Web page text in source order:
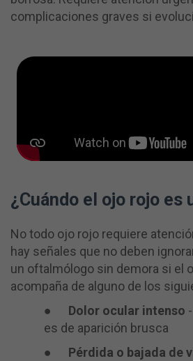
complicaciones graves si
¿Cuándo el ojo rojo es
No todo ojo rojo requiere
hay señales que no deben
un oftalmólogo sin demora si el
acompaña de alguno de los
● Dolor ocular intenso
es de aparición brusca
● Pérdida o bajada de